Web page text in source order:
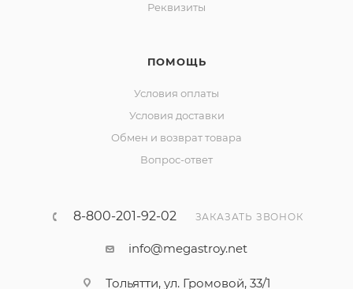
Реквизиты
ПОМОЩЬ
Условия оплаты
Условия доставки
Обмен и возврат товара
Вопрос-ответ
8-800-201-92-02 ЗАКАЗАТЬ ЗВОНОК
info@megastroy.net
Тольятти, ул. Громовой, 33/1